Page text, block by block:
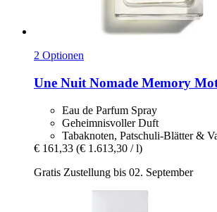
2 Optionen
Une Nuit Nomade Memory
Eau de Parfum Spray
Geheimnisvoller Duft
Tabaknoten, Patschuli-Blätter &
€ 161,33 (€ 1.613,30 / l)
Gratis Zustellung bis 02. September